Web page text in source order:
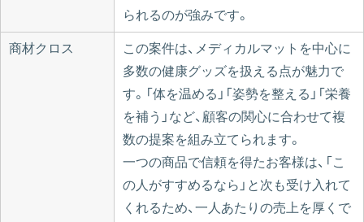
られるのが強みです。
商材クロス
この案件は、メディカルマットを中心に
多数の健康グッズを扱える点が魅力で
す。「体を温める」「姿勢を整える」「栄養
を補う」など、顧客の関心に合わせて複
数の提案を組み立てられます。
一つの商品で信頼を得たお客様は、「こ
の人がすすめるなら」と次も受け入れて
くれるため、一人あたりの売上を厚くで